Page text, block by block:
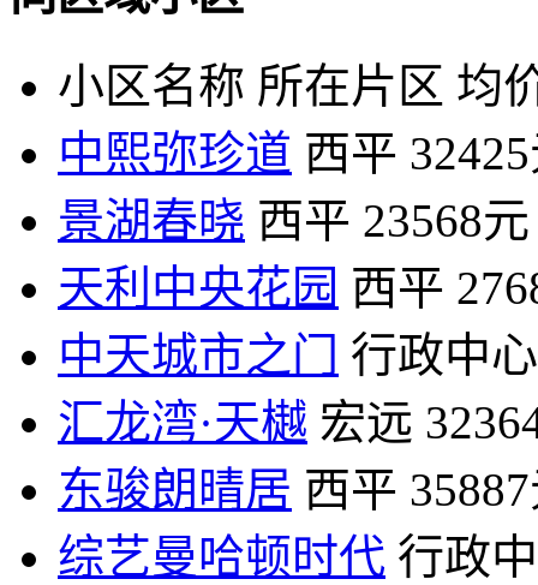
小区名称 所在片区 均
中熙弥珍道 西平
景湖春晓 西平 23568元
天利中央花园 西平
中天城市之门 行政中
汇龙湾·天樾 宏远
东骏朗晴居 西平
综艺曼哈顿时代 行政